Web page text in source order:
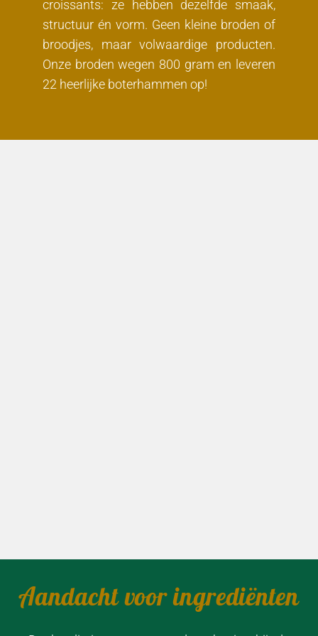
croissants: ze hebben dezelfde smaak,
structuur én vorm. Geen kleine broden of
broodjes, maar volwaardige producten.
Onze broden wegen 800 gram en leveren
22 heerlijke boterhammen op!
Aandacht voor ingrediënten